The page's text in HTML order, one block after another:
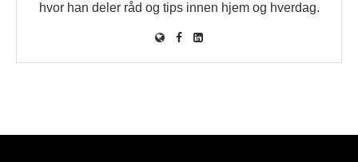
hvor han deler råd og tips innen hjem og hverdag.